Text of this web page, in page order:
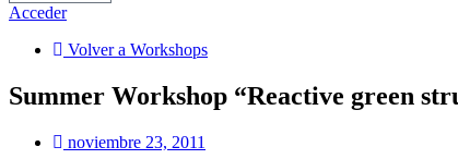
Acceder
Volver a Workshops
Summer Workshop “Reactive green
noviembre 23, 2011